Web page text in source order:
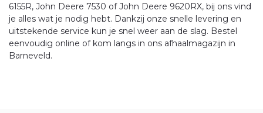
6155R, John Deere 7530 of John Deere 9620RX, bij ons vind
je alles wat je nodig hebt. Dankzij onze snelle levering en
uitstekende service kun je snel weer aan de slag. Bestel
eenvoudig online of kom langs in ons afhaalmagazijn in
Barneveld.